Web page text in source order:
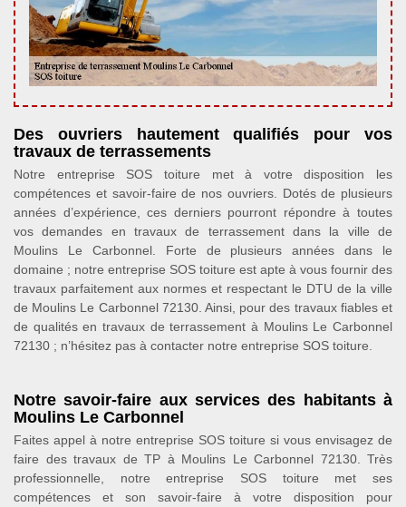
Des ouvriers hautement qualifiés pour vos
travaux de terrassements
Notre entreprise SOS toiture met à votre disposition les
compétences et savoir-faire de nos ouvriers. Dotés de plusieurs
années d’expérience, ces derniers pourront répondre à toutes
vos demandes en travaux de terrassement dans la ville de
Moulins Le Carbonnel. Forte de plusieurs années dans le
domaine ; notre entreprise SOS toiture est apte à vous fournir des
travaux parfaitement aux normes et respectant le DTU de la ville
de Moulins Le Carbonnel 72130. Ainsi, pour des travaux fiables et
de qualités en travaux de terrassement à Moulins Le Carbonnel
72130 ; n’hésitez pas à contacter notre entreprise SOS toiture.
Notre savoir-faire aux services des habitants à
Moulins Le Carbonnel
Faites appel à notre entreprise SOS toiture si vous envisagez de
faire des travaux de TP à Moulins Le Carbonnel 72130. Très
professionnelle, notre entreprise SOS toiture met ses
compétences et son savoir-faire à votre disposition pour